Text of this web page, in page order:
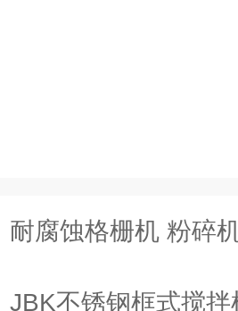
耐腐蚀格栅机 粉碎
JBK不锈钢框式搅拌